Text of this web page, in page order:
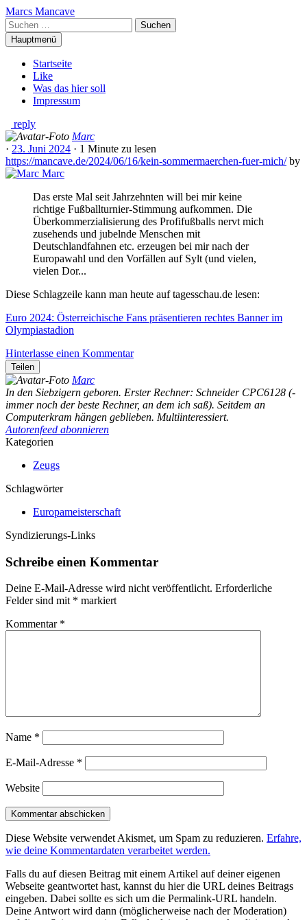
Zum
Inhalt
springen
Marcs Mancave
Suchen
nach:
Hauptmenü
Startseite
Like
Was das hier soll
Impressum
reply
Marc
· 23. Juni 2024 · 1 Minute zu lesen
https://mancave.de/2024/06/16/kein-sommermaerchen-fuer-mich/by
Marc
Das erste Mal seit Jahrzehnten will bei mir keine
richtige Fußballturnier-Stimmung aufkommen. Die
Überkommerzialisierung des Profifußballs nervt mich
zusehends und jubelnde Menschen mit
Deutschlandfahnen etc. erzeugen bei mir nach der
Europawahl und den Vorfällen auf Sylt (und vielen,
vielen Dor...
Diese Schlagzeile kann man heute auf tagesschau.de lesen:
Euro 2024: Österreichische Fans präsentieren rechtes Banner im
Olympiastadion
Hinterlasse einen Kommentar
Teilen
Marc
In den Siebzigern geboren. Erster Rechner: Schneider CPC6128 (-
immer noch der beste Rechner, an dem ich saß). Seitdem an
Computerkram hängen geblieben. Multiinteressiert.
Autorenfeed abonnieren
Kategorien
Zeugs
Schlagwörter
Europameisterschaft
Syndizierungs-Links
Schreibe einen Kommentar
Deine E-Mail-Adresse wird nicht veröffentlicht. Erforderliche
Felder sind mit * markiert
Kommentar *
Name *
E-Mail-Adresse *
Website
Diese Website verwendet Akismet, um Spam zu reduzieren. Erfahre,
wie deine Kommentardaten verarbeitet werden.
Falls du auf diesen Beitrag mit einem Artikel auf deiner eigenen
Webseite geantwortet hast, kannst du hier die URL deines Beitrags
eingeben. Dabei sollte es sich um die Permalink-URL handeln.
Deine Antwort wird dann (möglicherweise nach der Moderation)